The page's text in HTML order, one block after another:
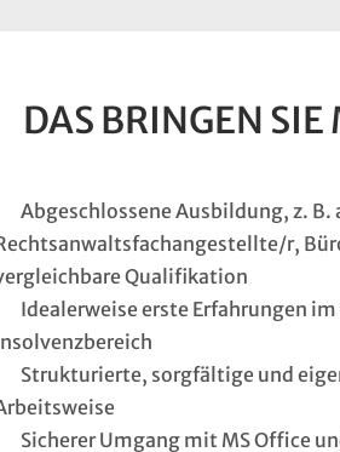
DAS BRINGEN SIE
Abgeschlossene Ausbildung, z. B.
r,
Qualifikation
Idealerweise erste Erfahrungen
Strukturierte, sorgfältige und
Sicherer Umgang mit MS Office